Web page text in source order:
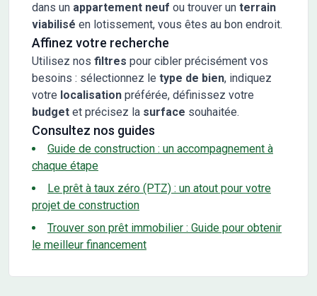
dans un appartement neuf ou trouver un terrain
viabilisé en lotissement, vous êtes au bon endroit.
Affinez votre recherche
Utilisez nos filtres pour cibler précisément vos
besoins : sélectionnez le type de bien, indiquez
votre localisation préférée, définissez votre
budget et précisez la surface souhaitée.
Consultez nos guides
Guide de construction : un accompagnement à
chaque étape
Le prêt à taux zéro (PTZ) : un atout pour votre
projet de construction
Trouver son prêt immobilier : Guide pour obtenir
le meilleur financement